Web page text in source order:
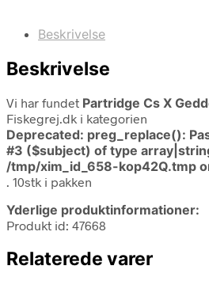
Beskrivelse
Beskrivelse
Vi har fundet Partridge Cs X
Fiskegrej.dk i kategorien
Deprecated: preg_replace():
#3 ($subject) of type
/tmp/xim_id_658-kop42Q.tmp
. 10stk i pakken
Yderlige produktinformationer:
Produkt id: 47668
Relaterede varer